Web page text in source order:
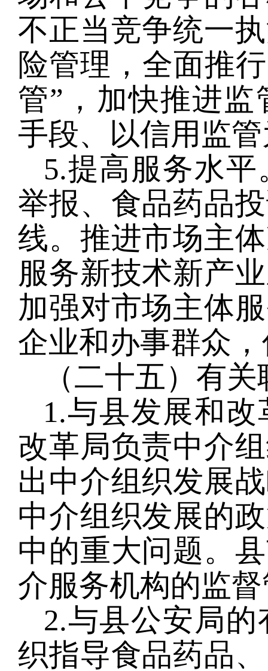
不正当竞争统一
险管理，全面推
管”，加快推进
手段、以信用监
5.提高服务水
举报、食品药品
线。推进市场主
服务新技术新产
加强对市场主体
企业和办事群众
（二十五）有
1.与县发展和
改革局负责中介
出中介组织发展
中介组织发展的
中的重大问题。
介服务机构的监
2.与县公安局
织指导食品药品